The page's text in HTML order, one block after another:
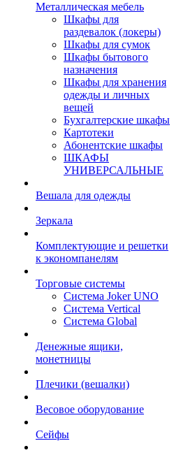
Металлическая мебель
Шкафы для
раздевалок (локеры)
Шкафы для сумок
Шкафы бытового
назначения
Шкафы для хранения
одежды и личных
вещей
Бухгалтерские шкафы
Картотеки
Абонентские шкафы
ШКАФЫ
УНИВЕРСАЛЬНЫЕ
Вешала для одежды
Зеркала
Комплектующие и решетки
к экономпанелям
Торговые системы
Система Joker UNO
Система Vertical
Система Global
Денежные ящики,
монетницы
Плечики (вешалки)
Весовое оборудование
Сейфы